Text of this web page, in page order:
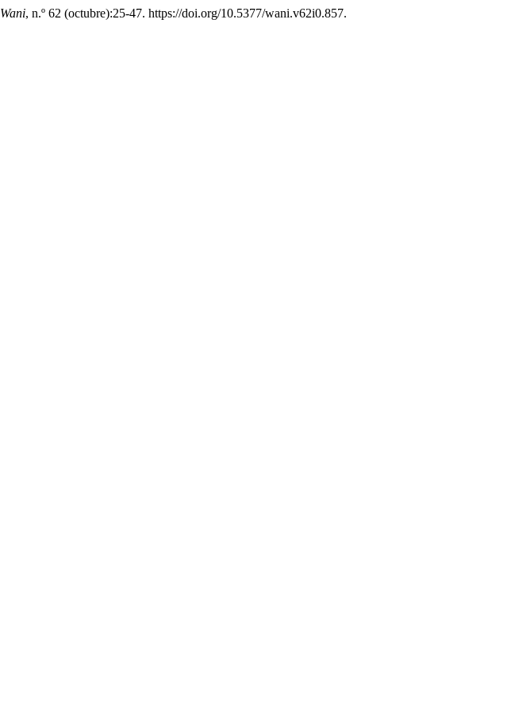
Wani, n.º 62 (octubre):25-47. https://doi.org/10.5377/wani.v62i0.857.